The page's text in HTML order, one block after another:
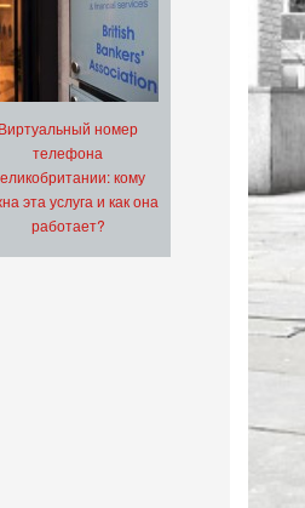
Виртуальный номер
телефона
кому
эта услуга и как она
работает?